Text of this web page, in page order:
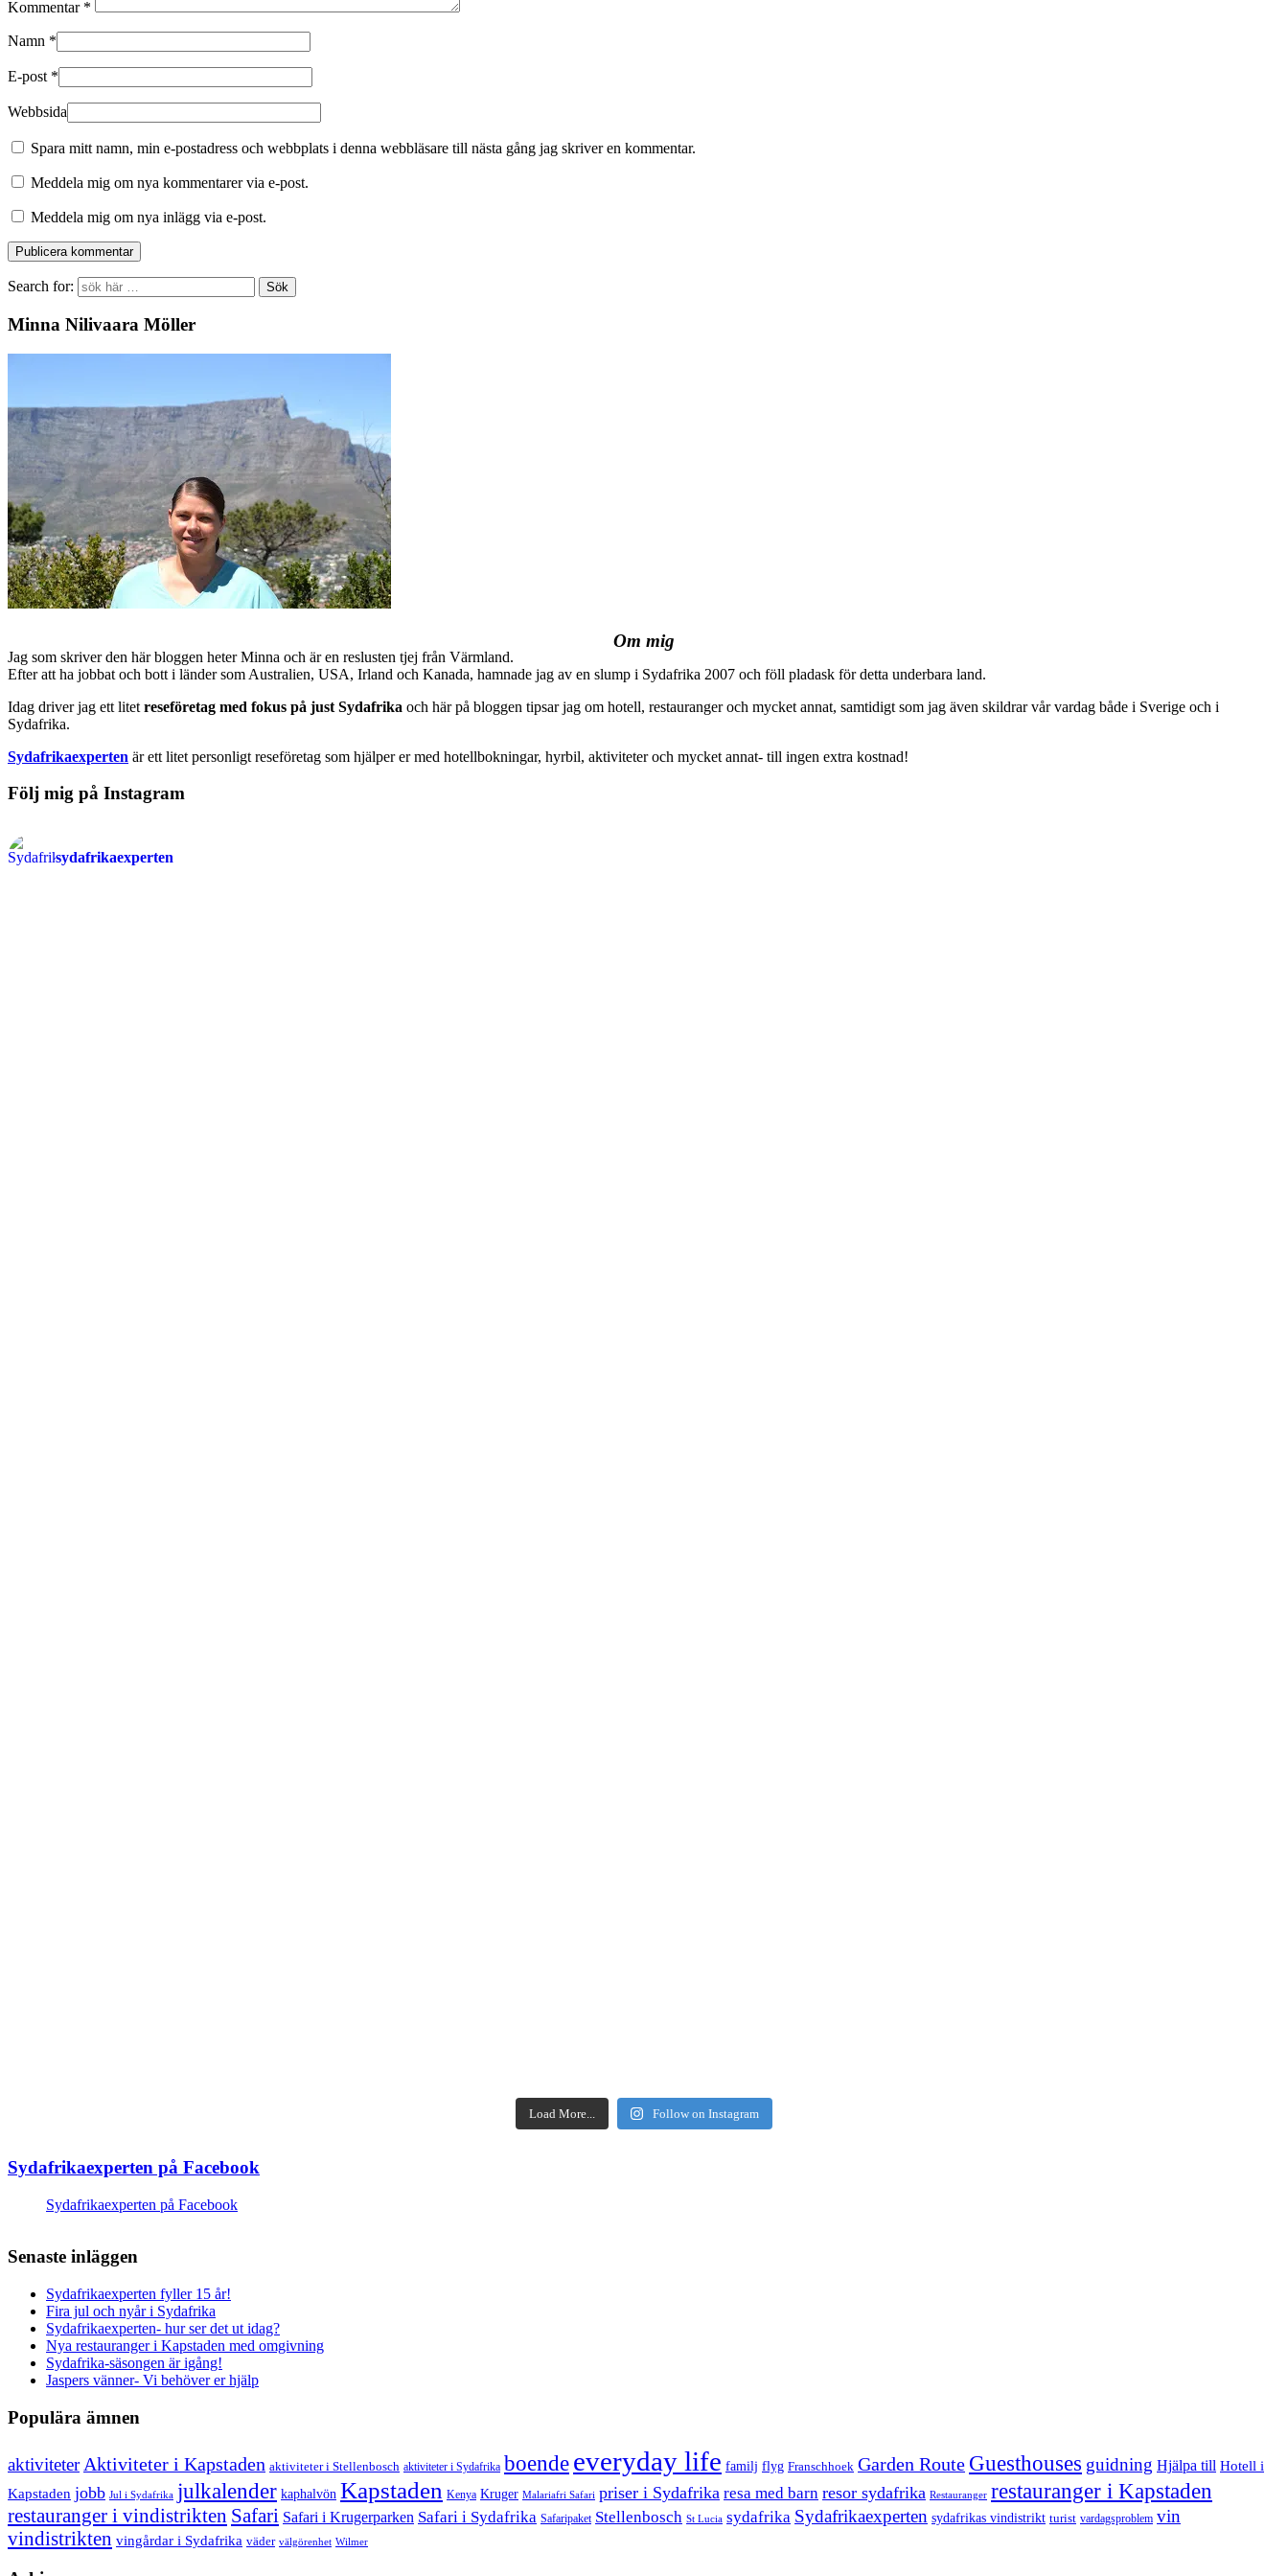
Kommentar *
Namn *
E-post *
Webbsida
Spara mitt namn, min e-postadress och webbplats i denna webbläsare till nästa gång jag skriver en kommentar.
Meddela mig om nya kommentarer via e-post.
Meddela mig om nya inlägg via e-post.
Search for:
Minna Nilivaara Möller
Om mig
Jag som skriver den här bloggen heter Minna och är en reslusten tjej från Värmland.
Efter att ha jobbat och bott i länder som Australien, USA, Irland och Kanada, hamnade jag av en slump i Sydafrika 2007 och föll pladask för detta underbara land.
Idag driver jag ett litet reseföretag med fokus på just Sydafrika och här på bloggen tipsar jag om hotell, restauranger och mycket annat, samtidigt som jag även skildrar vår vardag både i Sverige och i
Sydafrika.
Sydafrikaexperten är ett litet personligt reseföretag som hjälper er med hotellbokningar, hyrbil, aktiviteter och mycket annat- till ingen extra kostnad!
Följ mig på Instagram
sydafrikaexperten
Load More... Follow on Instagram
Sydafrikaexperten på Facebook
Sydafrikaexperten på Facebook
Senaste inläggen
Sydafrikaexperten fyller 15 år!
Fira jul och nyår i Sydafrika
Sydafrikaexperten- hur ser det ut idag?
Nya restauranger i Kapstaden med omgivning
Sydafrika-säsongen är igång!
Jaspers vänner- Vi behöver er hjälp
Populära ämnen
aktiviteterAktiviteter i Kapstaden aktiviteter i Stellenbosch aktiviteter i Sydafrika boende everyday life familj flyg Franschhoek Garden Route Guesthouses guidning Hjälpa till Hotell i
Kapstaden jobb Jul i Sydafrika julkalender kaphalvön Kapstaden Kenya Kruger Malariafri Safari priser i Sydafrika resa med barn resor sydafrika Restauranger restauranger i Kapstaden
restauranger i vindistrikten Safari Safari i Krugerparken Safari i Sydafrika Safaripaket Stellenbosch St Lucia sydafrika Sydafrikaexperten sydafrikas vindistrikt turist vardagsproblem vin
vindistrikten vingårdar i Sydafrika väder välgörenhet Wilmer